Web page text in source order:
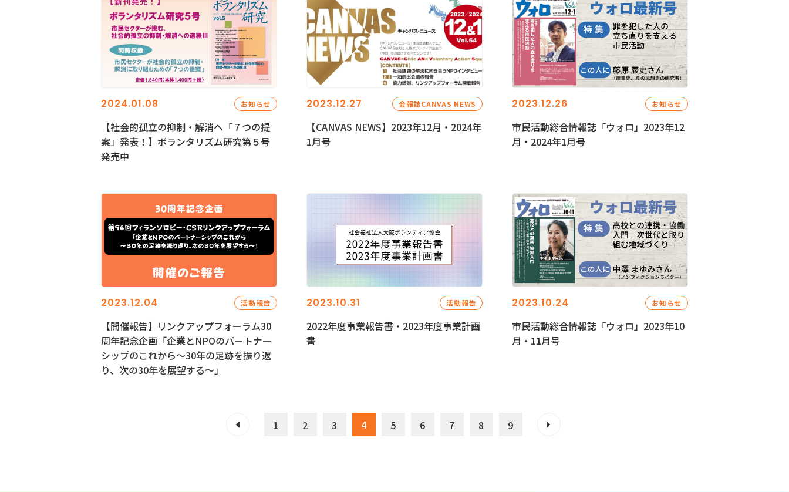
2024.01.08 お知らせ
【社会的孤立の抑制・解消へ「７つの提
案」発表！】ボランタリズム研究第５号
発売中
2023.12.27 会報誌CANVAS NEWS
【CANVAS NEWS】2023年12月・2024年
1月号
2023.12.26 お知らせ
市民活動総合情報誌「ウォロ」2023年12
月・2024年1月号
2023.12.04 活動報告
【開催報告】リンクアップフォーラム30
周年記念企画「企業とNPOのパートナー
シップのこれから～30年の足跡を振り返
り、次の30年を展望する～」
2023.10.31 活動報告
2022年度事業報告書・2023年度事業計画
書
2023.10.24 お知らせ
市民活動総合情報誌「ウォロ」2023年10
月・11月号
1 2 3 4 5 6 7 8 9